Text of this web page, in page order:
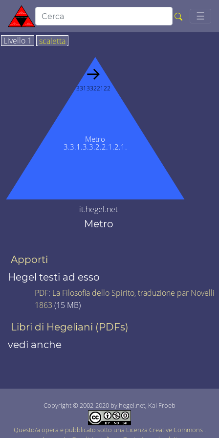
☰
Livello 1 scaletta
Metro
3.3.1.3.3.2.2.1.2.1.
→
3313322122
it.hegel.net
Metro
Apporti
Hegel testi ad esso
PDF: La Filosofia dello Spirito, traduzione par Novelli
1863 (15 MB)
Libri di Hegeliani (PDFs)
vedi anche
Copyright © 2002-2020 by hegel.net, Kai Froeb
Questo/a opera e pubblicato sotto una Licenza Creative Commons .